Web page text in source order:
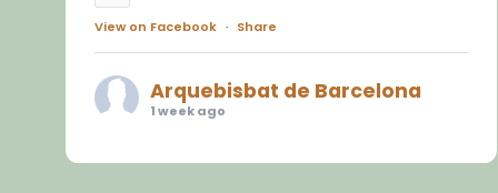
View on Facebook · Share
Arquebisbat de Barcelona
1 week ago